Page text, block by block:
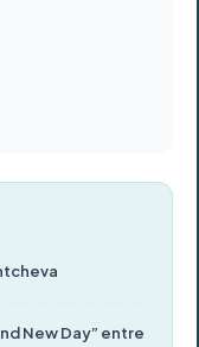
New Day” entre